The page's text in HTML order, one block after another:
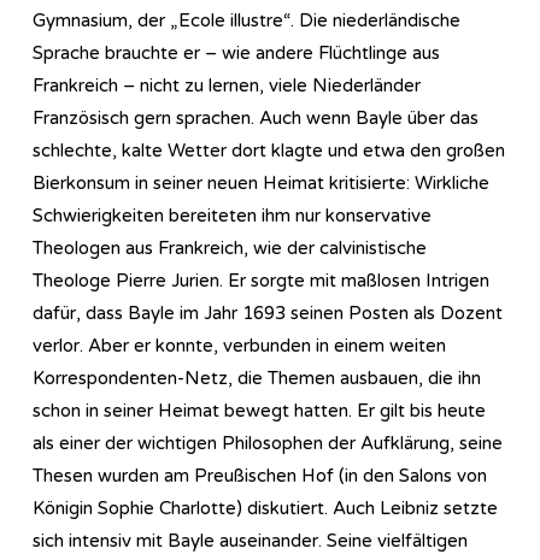
Gymnasium, der „Ecole illustre“. Die niederländische
Sprache brauchte er – wie andere Flüchtlinge aus
Frankreich – nicht zu lernen, viele Niederländer
Französisch gern sprachen. Auch wenn Bayle über das
schlechte, kalte Wetter dort klagte und etwa den großen
Bierkonsum in seiner neuen Heimat kritisierte: Wirkliche
Schwierigkeiten bereiteten ihm nur konservative
Theologen aus Frankreich, wie der calvinistische
Theologe Pierre Jurien. Er sorgte mit maßlosen Intrigen
dafür, dass Bayle im Jahr 1693 seinen Posten als Dozent
verlor. Aber er konnte, verbunden in einem weiten
Korrespondenten-Netz, die Themen ausbauen, die ihn
schon in seiner Heimat bewegt hatten. Er gilt bis heute
als einer der wichtigen Philosophen der Aufklärung, seine
Thesen wurden am Preußischen Hof (in den Salons von
Königin Sophie Charlotte) diskutiert. Auch Leibniz setzte
sich intensiv mit Bayle auseinander. Seine vielfältigen